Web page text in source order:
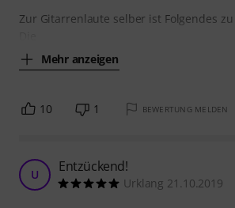
Zur Gitarrenlaute selber ist Folgendes zu
Mehr anzeigen
10 1 BEWERTUNG MELDEN
U Entzückend!
Urklang 21.10.2019